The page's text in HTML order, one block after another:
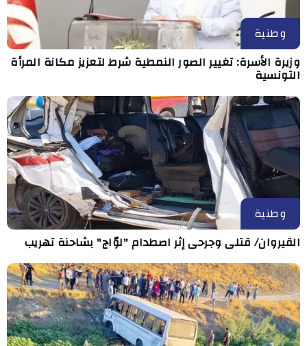
وطنية
وزيرة الأسرة: تغيير الصور النمطية شرط لتعزيز مكانة المرأة
التونسية
وطنية
القيروان/ قتلى وجرحى إثر اصطدام "لوّاج" بشاحنة تهريب